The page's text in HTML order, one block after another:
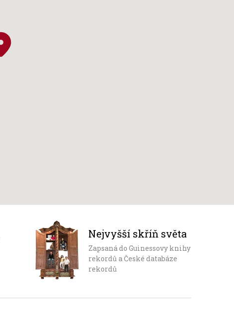
Nejvyšší skříň světa
Zapsaná do Guinessovy knihy
rekordů a České databáze
rekordů